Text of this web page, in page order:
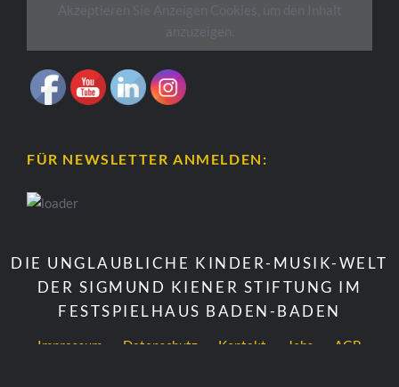
Akzeptieren Sie Anzeigen Cookies, um den Inhalt
anzuzeigen.
FÜR NEWSLETTER ANMELDEN:
DIE UNGLAUBLICHE KINDER-MUSIK-WELT
DER SIGMUND KIENER STIFTUNG IM
FESTSPIELHAUS BADEN-BADEN
Impressum Datenschutz Kontakt Jobs AGB